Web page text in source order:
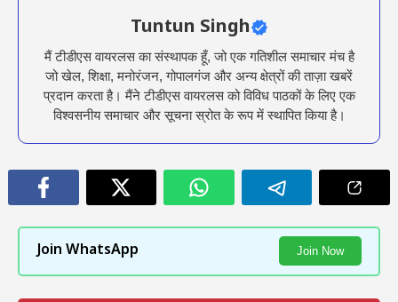
Tuntun Singh
मैं टीडीएस वायरलस का संस्थापक हूँ, जो एक गतिशील समाचार मंच है
जो खेल, शिक्षा, मनोरंजन, गोपालगंज और अन्य क्षेत्रों की ताज़ा खबरें
प्रदान करता है। मैंने टीडीएस वायरलस को विविध पाठकों के लिए एक
विश्वसनीय समाचार और सूचना स्रोत के रूप में स्थापित किया है।
Join WhatsApp Join Now